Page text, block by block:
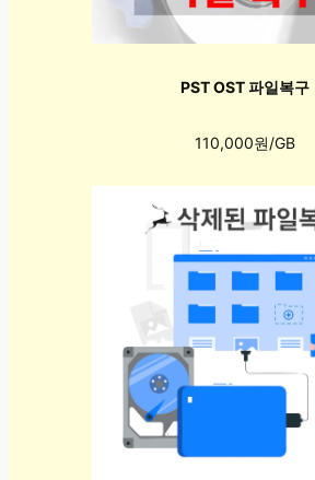
PST OST 파일복구
110,000원/GB